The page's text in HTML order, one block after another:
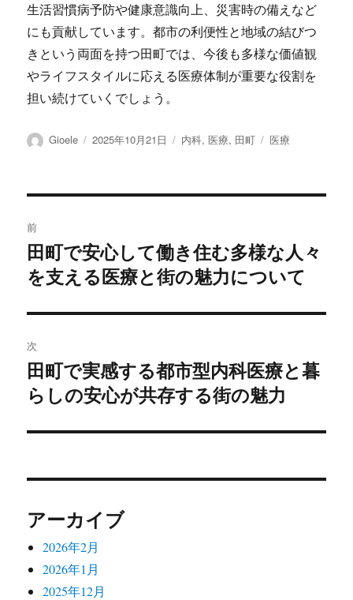
生活習慣病予防や健康意識向上、災害時の備えなど
にも貢献しています。都市の利便性と地域の結びつ
きという両面を持つ田町では、今後も多様な価値観
やライフスタイルに応える医療体制が重要な役割を
担い続けていくでしょう。
投
Gioele
投
2025年10月21日
カ
内科,医療, 田町
タ
医療
稿
ナ
ビ
ゲ
ー
シ
ン
前
前
の
稿:
田町で安心して働き住む多様な人々
を支える医療と街の魅力について
次
次
の
稿:
田町で実感する都市型内科医療と暮
らしの安心が共存する街の魅力
アーカイブ
2026年2月
2026年1月
2025年12月